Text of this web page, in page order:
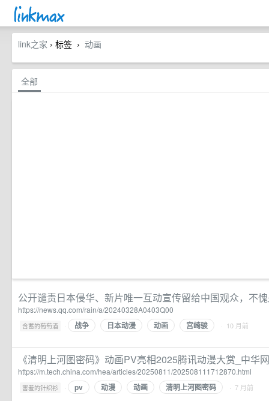
link之家 › 标签 › 动画
全部
公开谴责日本侵华、新片唯一互动宣传留给中国观众，不
https://news.qq.com/rain/a/20240328A0403Q00
含蓄的葡萄酒 · 战争 日本动漫 动画 宫崎骏 · 10 月前
《清明上河图密码》动画PV亮相2025腾讯动漫大赏_中华网
https://m.tech.china.com/hea/articles/20250811/202508111712870.html
害羞的针织衫 · pv 动漫 动画 清明上河图密码 · 7 月前